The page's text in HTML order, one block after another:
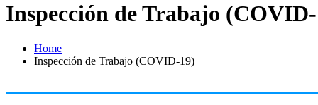
Inspección de Trabajo
Home
Inspección de Trabajo (COVID-19)